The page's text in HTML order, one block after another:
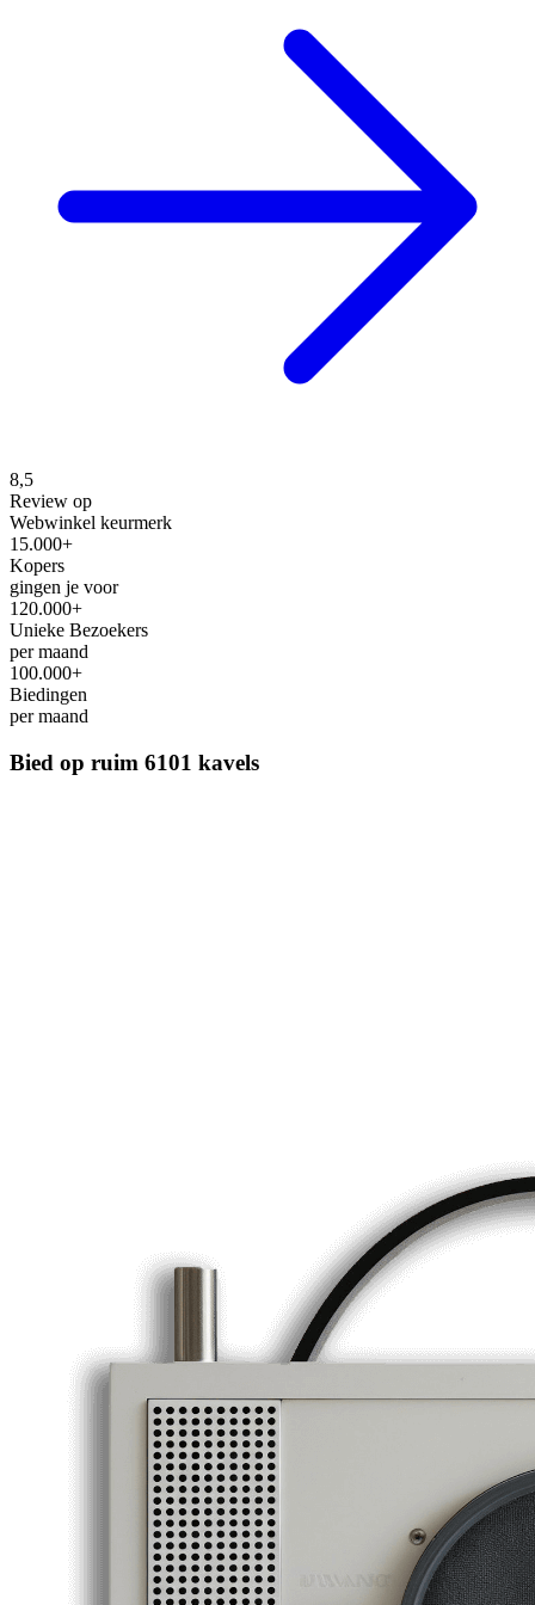
8,5
Review op
Webwinkel keurmerk
15.000+
Kopers
gingen je voor
120.000+
Unieke Bezoekers
per maand
100.000+
Biedingen
per maand
Bied op ruim 6101 kavels